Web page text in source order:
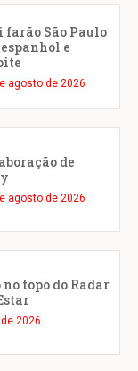
São Paulo
e
agosto de 2026
de
agosto de 2026
no topo do Radar
2026